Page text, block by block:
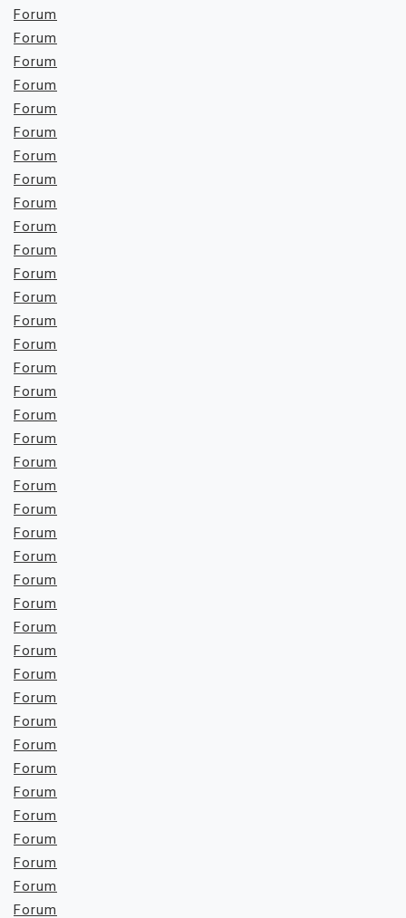
Forum
Forum
Forum
Forum
Forum
Forum
Forum
Forum
Forum
Forum
Forum
Forum
Forum
Forum
Forum
Forum
Forum
Forum
Forum
Forum
Forum
Forum
Forum
Forum
Forum
Forum
Forum
Forum
Forum
Forum
Forum
Forum
Forum
Forum
Forum
Forum
Forum
Forum
Forum